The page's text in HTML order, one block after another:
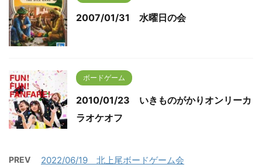
2007/01/31 水曜日の会
ボードゲーム
2010/01/23 いきものがかりオンリーカ
ラオケオフ
PREV 2022/06/19 北上尾ボードゲーム会